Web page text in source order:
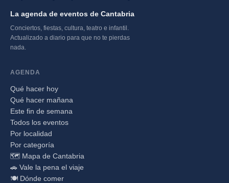
La agenda de eventos de Cantabria
Conciertos, fiestas, cultura, teatro e infantil.
Actualizado a diario para que no te pierdas
nada.
AGENDA
Qué hacer hoy
Qué hacer mañana
Este fin de semana
Todos los eventos
Por localidad
Por categoría
🗺️ Mapa de Cantabria
🚗 Vale la pena el viaje
🍽️ Dónde comer